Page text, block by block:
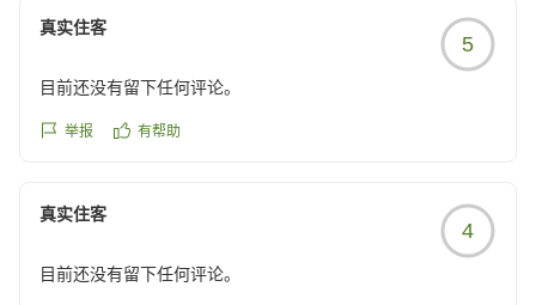
reviewId=33123478272970
真实住客
5
目前还没有留下任何评论。
举报 有帮助
真实住客
4
目前还没有留下任何评论。